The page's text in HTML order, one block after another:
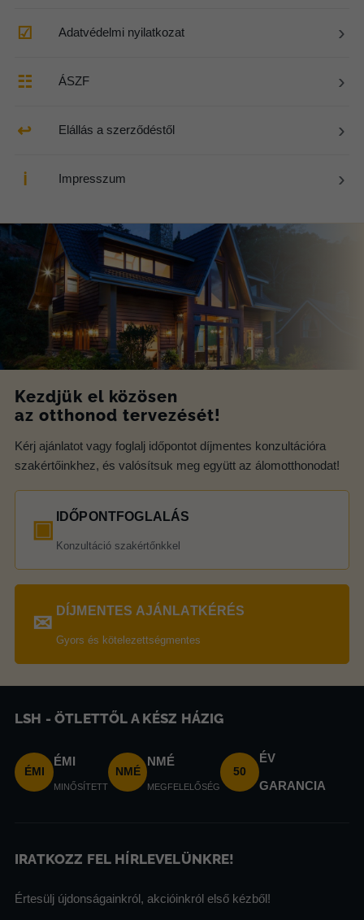
☑ Adatvédelmi nyilatkozat ›
☷ ÁSZF ›
↩ Elállás a szerződéstől ›
ℹ Impresszum ›
Kezdjük el közösen
az otthonod tervezését!
Kérj ajánlatot vagy foglalj időpontot díjmentes konzultációra
szakértőinkhez, és valósítsuk meg együtt az álomotthonodat!
▣ IDŐPONTFOGLALÁS
Konzultáció szakértőnkkel
✉ DÍJMENTES AJÁNLATKÉRÉS
Gyors és kötelezettségmentes
LSH - ÖTLETTŐL A KÉSZ HÁZIG
ÉMI
ÉMI
MINŐSÍTETT
NMÉ
NMÉ
MEGFELELŐSÉG
50
ÉV
GARANCIA
IRATKOZZ FEL HÍRLEVELÜNKRE!
Értesülj újdonságainkról, akcióinkról első kézből!